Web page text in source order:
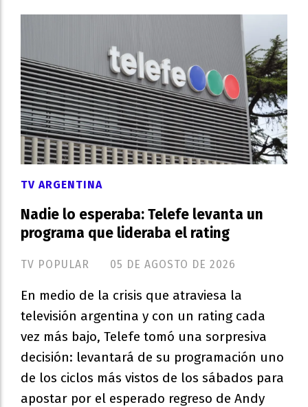
Nadie lo esperaba: Telefe levanta un
programa que lideraba el rating
TV POPULAR
TV ARGENTINA
05 DE AGOSTO DE 2026
En medio de la crisis que atraviesa la
televisión argentina y con un rating cada
vez más bajo, Telefe tomó una sorpresiva
decisión: levantará de su programación uno
de los ciclos más vistos de los sábados para
apostar por el esperado regreso de Andy